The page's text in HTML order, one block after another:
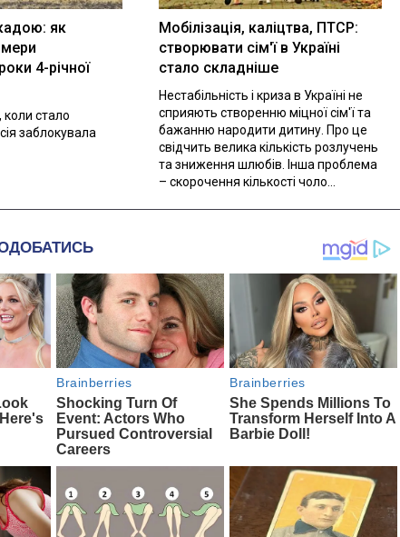
як
4-річної
коли стало
заблокувала
Мобілізація, каліцтва, ПТСР:
створювати сім'ї в Україні
стало складніше
Нестабільність і криза в Україні не
сприяють створенню міцної сім'ї та
бажанню народити дитину. Про це
свідчить велика кількість розлучень
та зниження шлюбів. Інша проблема
– скорочення кількості чоло...